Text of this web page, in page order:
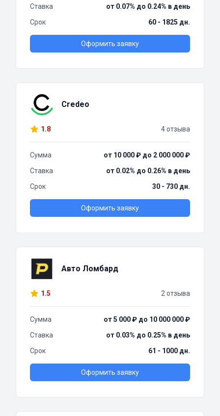
Ставка
от 0.07% до 0.24% в день
Срок
60 - 1825 дн.
Оформить заявку
Credeo
1.8 4 отзыва
Сумма
от 10 000 ₽ до 2 000 000 ₽
Ставка
от 0.02% до 0.26% в день
Срок
30 - 730 дн.
Оформить заявку
Авто Ломбард
1.5 2 отзыва
Сумма
от 5 000 ₽ до 10 000 000 ₽
Ставка
от 0.03% до 0.25% в день
Срок
61 - 1000 дн.
Оформить заявку